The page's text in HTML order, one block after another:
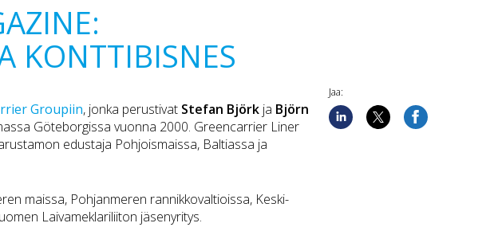
KONTTIBISNES
Groupiin, jonka perustivat Stefan Björk ja Björn
Göteborgissa vuonna 2000. Greencarrier Liner
edustaja Pohjoismaissa, Baltiassa ja
maissa, Pohjanmeren rannikkovaltioissa, Keski-
Laivameklariliiton jäsenyritys.
Jaa: